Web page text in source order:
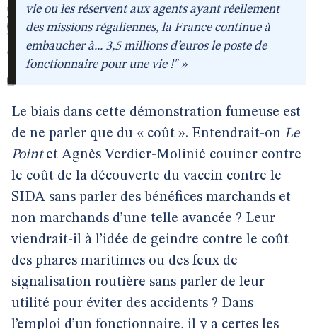
vie ou les réservent aux agents ayant réellement
des missions régaliennes, la France continue à
embaucher à... 3,5 millions d’euros le poste de
fonctionnaire pour une vie !" »
Le biais dans cette démonstration fumeuse est
de ne parler que du « coût ». Entendrait-on Le
Pointet Agnès Verdier-Molinié couiner contre
le coût de la découverte du vaccin contre le
SIDA sans parler des bénéfices marchands et
non marchands d’une telle avancée ? Leur
viendrait-il à l’idée de geindre contre le coût
des phares maritimes ou des feux de
signalisation routière sans parler de leur
utilité pour éviter des accidents ? Dans
l’emploi d’un fonctionnaire, il y a certes les